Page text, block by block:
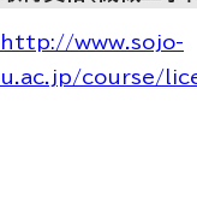
http://www.sojo-
u.ac.jp/course/